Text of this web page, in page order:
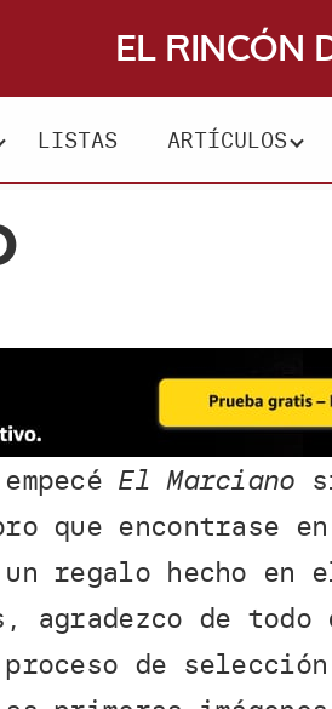
El Rincón
LISTAS ARTÍCULOS
El Marciano
encontrase
regalo hecho en
agradezco de
de